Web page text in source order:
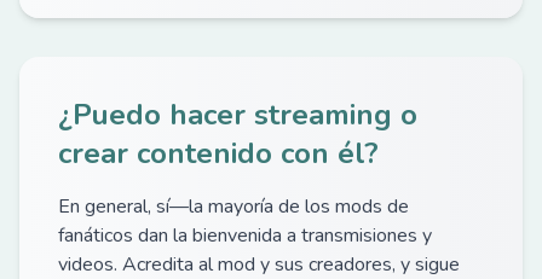
¿Puedo hacer streaming o
crear contenido con él?
En general, sí—la mayoría de los mods de
fanáticos dan la bienvenida a transmisiones y
videos. Acredita al mod y sus creadores, y sigue